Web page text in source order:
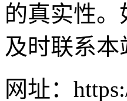
的真实性
及时联系
网址：